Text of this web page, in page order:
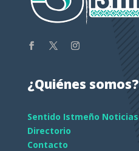
¿Quiénes somos?
Sentido Istmeño Noticias
Directorio
Contacto